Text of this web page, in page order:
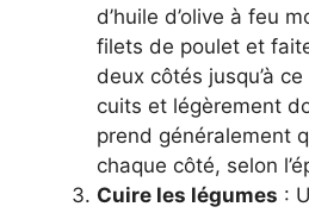
d’huile d’olive à feu
filets de poulet et
deux côtés jusqu’à
cuits et légèrement
prend généralement
chaque côté, selon
Cuire les légumes :